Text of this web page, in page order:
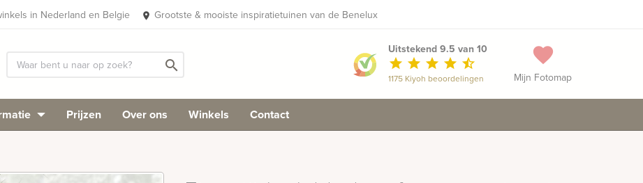
in Nederland en Belgie place Grootste & mooiste inspiratietuinen van de Benelux
+31 481 371 333 Maak een vrijblijvende afspraak
search favorite
Mijn Fotomap
Uitstekend 9.5 van 10
star star star star star_half
1175 Kiyoh beoordelingen
Prijzen Over ons Winkels Contact